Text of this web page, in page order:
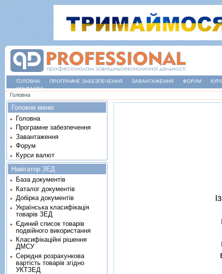
ГОЛОВНА ПРОГРАМНЕ ЗАБЕЗПЕЧЕННЯ ЗАВАНТАЖЕННЯ ФОРУМ
КОНТАКТИ
Ви є тут
Головна
Головне меню
Головна
Програмне забезпечення
Завантаження
Форум
Курси валют
Навігатор ЗЕД
База документів
Каталог документів
Добірка документів
Українська класифікація
товарів ЗЕД
Єдиний список товарів
подвійного використання
Класифікаційні рішення
ДМСУ
Середня розрахункова
вартість товарів згідно
УКТЗЕД